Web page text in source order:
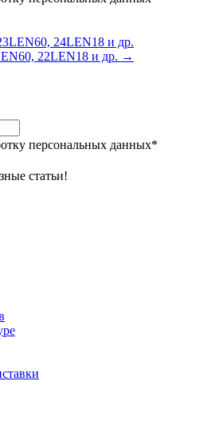
24LEN18 и др.
22LEN18 и др. →
персональных данных*
статьи!